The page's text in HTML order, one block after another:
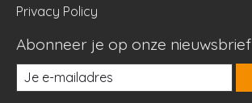
Privacy Policy
Abonneer je op onze nieuwsbrief